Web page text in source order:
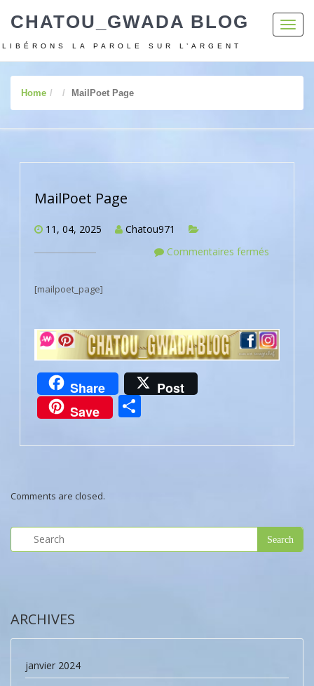
CHATOU_GWADA BLOG
LIBÉRONS LA PAROLE SUR L’ARGENT
Home MailPoet Page
MailPoet Page
11, 04, 2025
Chatou971
Commentaires fermés
[mailpoet_page]
Share
Post
Save
Comments are closed.
ARCHIVES
janvier 2024